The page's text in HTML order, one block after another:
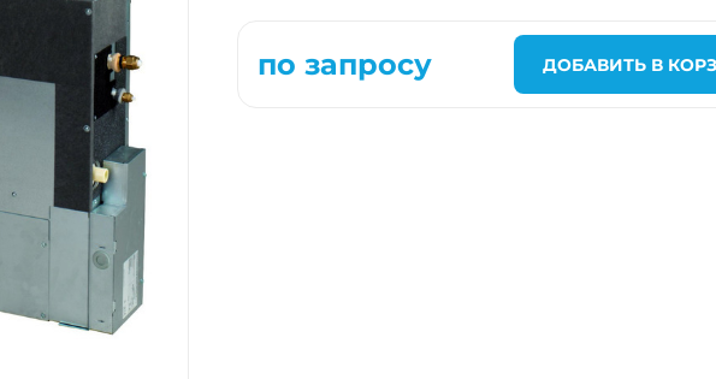
Чиллеры
Расходные материалы монтажа
Инструменты монтажа
Аксессуары для кондиционеров
по запросу ДОБАВИТЬ В